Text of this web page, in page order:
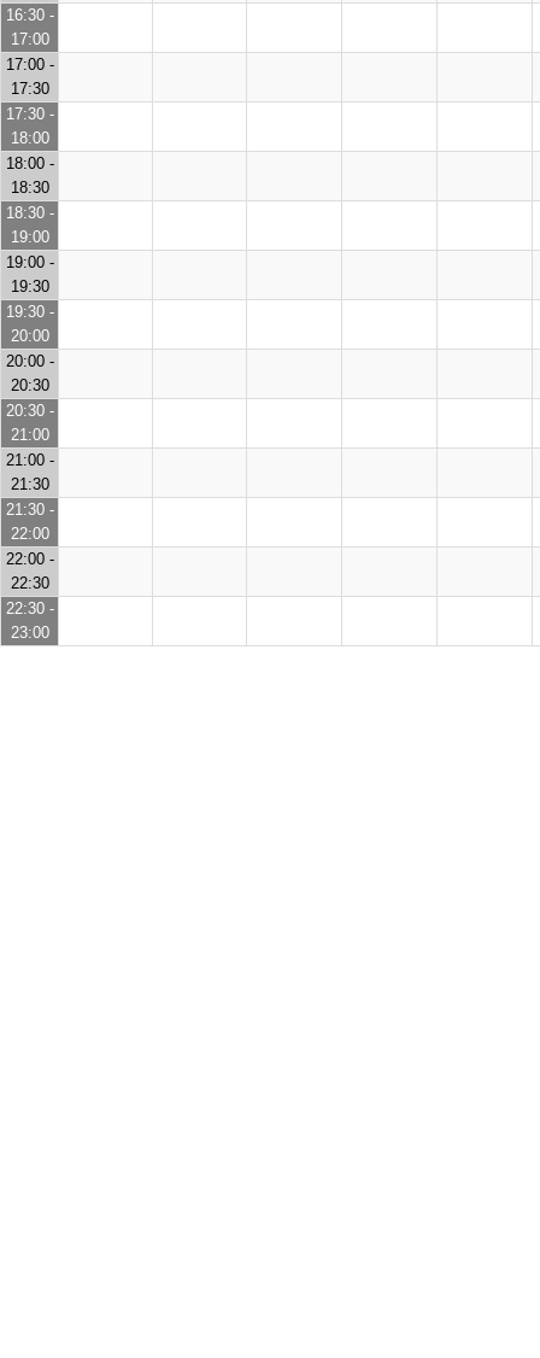
16:30 -
17:00
17:00 -
17:30
17:30 -
18:00
18:00 -
18:30
18:30 -
19:00
19:00 -
19:30
19:30 -
20:00
20:00 -
20:30
20:30 -
21:00
21:00 -
21:30
21:30 -
22:00
22:00 -
22:30
22:30 -
23:00